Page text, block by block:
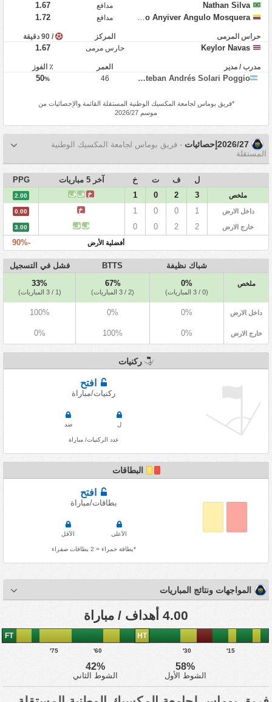
Nathan Silva
مدافع
1.67
Álvaro Anyiver Angulo Mosquera
مدافع 1.72
حراس المرمى المركز / 90 دقيقة
Keylor Navas حارس مرمى 1.67
مدرب / مدير العمر ٪ الفوز
Esteban Andrés Solari Poggio
46
50%
*فريق بوماس لجامعة المكسيك الوطنية المستقلة القائمة والإحصائيات من
موسم 2026/27
2026/27إحصائيات
- فريق بوماس لجامعة المكسيك الوطنية
المستقلة
ل ف ت خ آخر 5 مباريات PPG
ملخص 3
2
0
1 خ ف ف 2.00
داخل الارض 1
0
0
1 خ 0.00
خارج الارض 2
2
0
0 ف ف 3.00
أفضلية الأرض -90%
شباك نظيفة BTTS فشل في التسجيل
ملخص 0%
(0 / 3 المباريات)
67%
(2 / 3 المباريات)
33%
(1 / 3 المباريات)
داخل الارض 0%
0%
100%
خارج الارض 0%
100%
0%
ركنيات
افتح
ركنيات/مباراة
ضد ل
عدد الركنيات/ مباراة
البطاقات
افتح
بطاقات/مباراة
الأقل الأعلى
*بطاقة حمراء = 2 بطاقات صفراء
المواجهات ونتائج المباريات
4.00 أهداف / مباراة
15'
30'
HT
60'
75'
FT
58%
الشوط الأول
42%
الشوط الثاني